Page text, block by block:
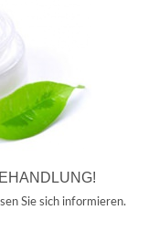
Sie sich informieren.